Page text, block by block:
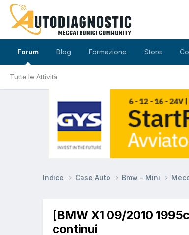
Forum
Tutte le Attività
Blog Formazione Store
Indice Case Auto Bmw – Mini
[BMW X1 09/2010
continui